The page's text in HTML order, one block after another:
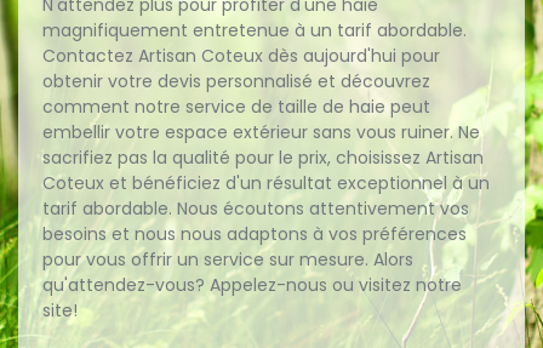
N'attendez plus pour profiter d'une haie
magnifiquement entretenue à un tarif abordable.
Contactez Artisan Coteux dès aujourd'hui pour
obtenir votre devis personnalisé et découvrez
comment notre service de taille de haie peut
embellir votre espace extérieur sans vous ruiner. Ne
sacrifiez pas la qualité pour le prix, choisissez Artisan
Coteux et bénéficiez d'un résultat exceptionnel à un
tarif abordable. Nous écoutons attentivement vos
besoins et nous nous adaptons à vos préférences
pour vous offrir un service sur mesure. Alors
qu'attendez-vous? Appelez-nous ou visitez notre
site!